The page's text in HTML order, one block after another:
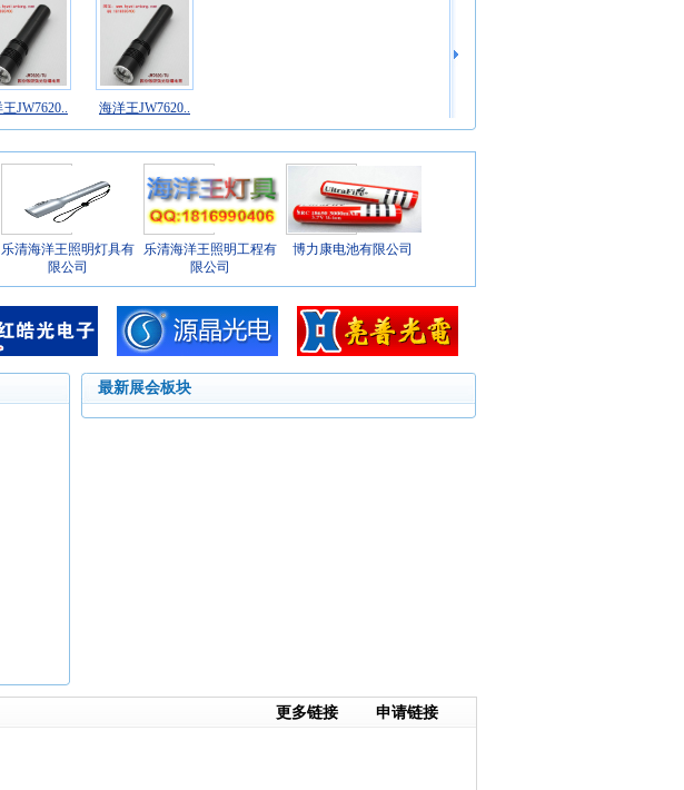
JW7620.. 海洋王JW7620..
乐清海洋王照明灯具有
限公司
乐清海洋王照明工程有
限公司
博力康电池有限公司
最新展会板块
申请链接
更多链接